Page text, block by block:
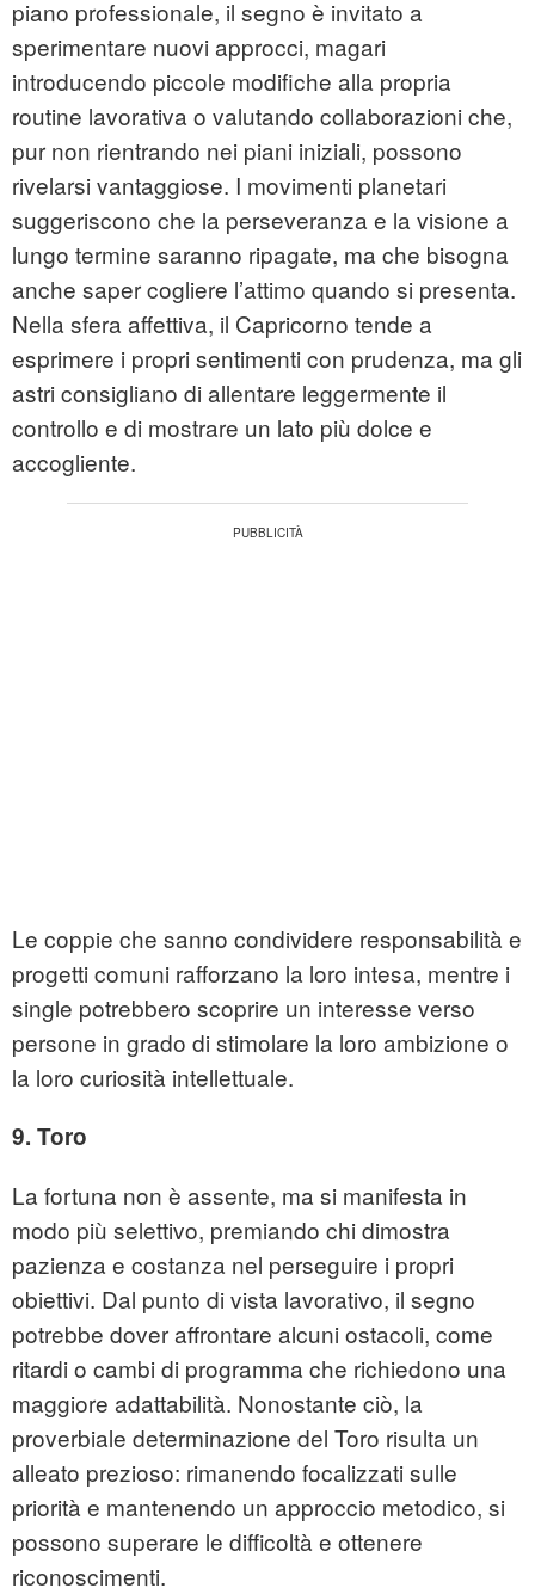
piano professionale, il segno è invitato a
sperimentare nuovi approcci, magari
introducendo piccole modifiche alla propria
routine lavorativa o valutando collaborazioni che,
pur non rientrando nei piani iniziali, possono
rivelarsi vantaggiose. I movimenti planetari
suggeriscono che la perseveranza e la visione a
lungo termine saranno ripagate, ma che bisogna
anche saper cogliere l’attimo quando si presenta.
Nella sfera affettiva, il Capricorno tende a
esprimere i propri sentimenti con prudenza, ma gli
astri consigliano di allentare leggermente il
controllo e di mostrare un lato più dolce e
accogliente.
Le coppie che sanno condividere responsabilità e
progetti comuni rafforzano la loro intesa, mentre i
single potrebbero scoprire un interesse verso
persone in grado di stimolare la loro ambizione o
la loro curiosità intellettuale.
9. Toro
La fortuna non è assente, ma si manifesta in
modo più selettivo, premiando chi dimostra
pazienza e costanza nel perseguire i propri
obiettivi. Dal punto di vista lavorativo, il segno
potrebbe dover affrontare alcuni ostacoli, come
ritardi o cambi di programma che richiedono una
maggiore adattabilità. Nonostante ciò, la
proverbiale determinazione del Toro risulta un
alleato prezioso: rimanendo focalizzati sulle
priorità e mantenendo un approccio metodico, si
possono superare le difficoltà e ottenere
riconoscimenti.